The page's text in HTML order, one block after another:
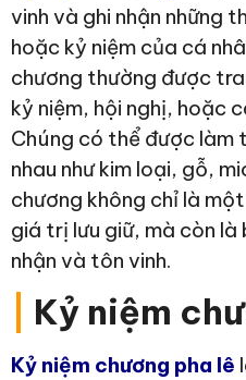
vinh và ghi nhận những
hoặc kỷ niệm của cá
chương thường được
kỷ niệm, hội nghị, hoặc
Chúng có thể được làm
nhau như kim loại, gỗ,
chương không chỉ là
giá trị lưu giữ, mà còn
nhận và tôn vinh.
Kỷ niệm
Kỷ niệm chương pha lê